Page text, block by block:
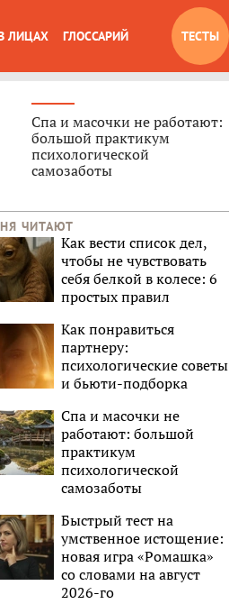
ЛИЦАХ ГЛОССАРИЙ ТЕСТЫ
Спа и масочки не работают:
большой практикум
психологической
самозаботы
ЧИТАЮТ
Как вести список дел,
чтобы не чувствовать
себя белкой в колесе: 6
простых правил
Как понравиться
партнеру:
психологические советы
и бьюти-подборка
Спа и масочки не
работают: большой
практикум
психологической
самозаботы
Быстрый тест на
умственное истощение:
новая игра «Ромашка»
со словами на август
2026-го